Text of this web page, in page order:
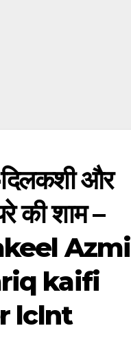
दिलकशी और
की शाम –
Azmi
kaifi
lclnt